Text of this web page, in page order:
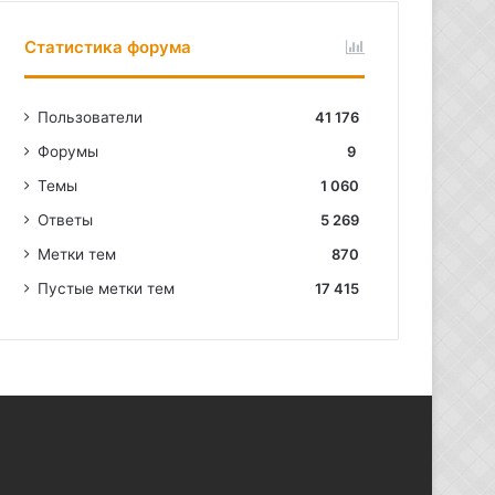
Статистика форума
Пользователи
41 176
Форумы
9
Темы
1 060
Ответы
5 269
Метки тем
870
Пустые метки тем
17 415